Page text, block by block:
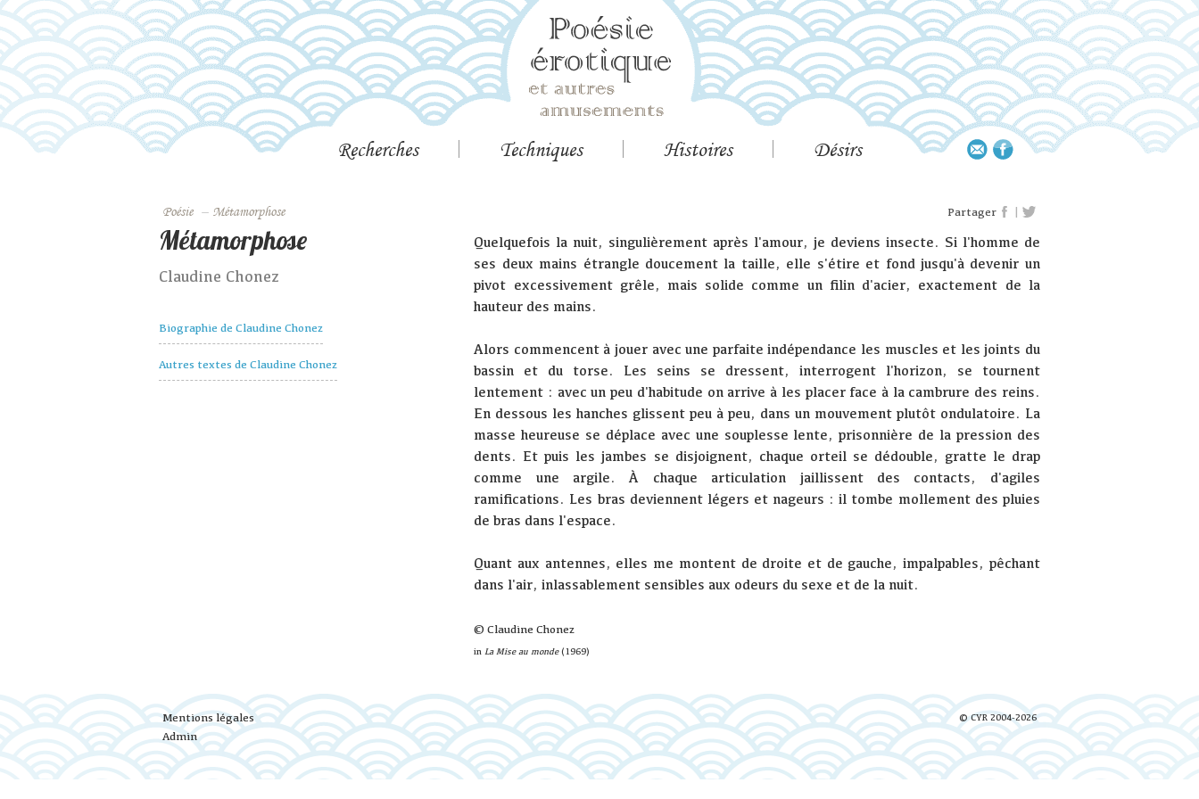
Recherches Techniques Histoires Désirs
Poésie – Métamorphose Partager |
Métamorphose
Claudine Chonez
Biographie de Claudine Chonez
Autres textes de Claudine Chonez
Quelquefois la nuit, singulièrement après l'amour, je deviens insecte. Si l'homme de
ses deux mains étrangle doucement la taille, elle s'étire et fond jusqu'à devenir un
pivot excessivement grêle, mais solide comme un filin d'acier, exactement de la
hauteur des mains.
Alors commencent à jouer avec une parfaite indépendance les muscles et les joints du
bassin et du torse. Les seins se dressent, interrogent l'horizon, se tournent
lentement : avec un peu d'habitude on arrive à les placer face à la cambrure des reins.
En dessous les hanches glissent peu à peu, dans un mouvement plutôt ondulatoire. La
masse heureuse se déplace avec une souplesse lente, prisonnière de la pression des
dents. Et puis les jambes se disjoignent, chaque orteil se dédouble, gratte le drap
comme une argile. À chaque articulation jaillissent des contacts, d'agiles
ramifications. Les bras deviennent légers et nageurs : il tombe mollement des pluies
de bras dans l'espace.
Quant aux antennes, elles me montent de droite et de gauche, impalpables, pêchant
dans l'air, inlassablement sensibles aux odeurs du sexe et de la nuit.
© Claudine Chonez
in La Mise au monde(1969)
© CYR 2004-2026
Mentions légales
Admin